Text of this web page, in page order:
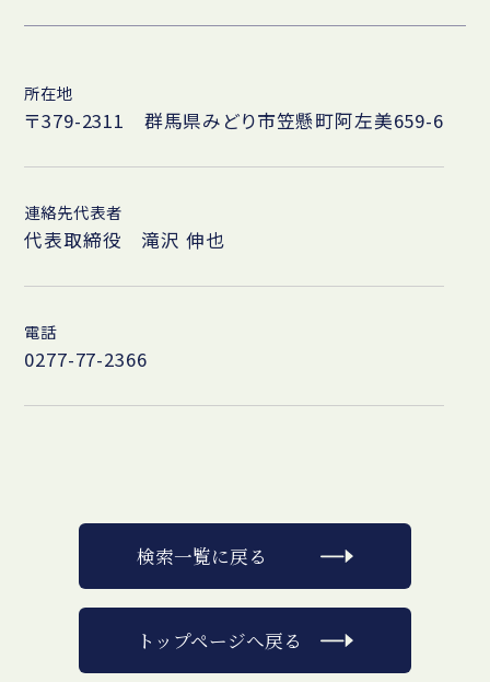
所在地
〒379-2311 群馬県みどり市笠懸町阿左美659-6
連絡先代表者
代表取締役 滝沢 伸也
電話
0277-77-2366
検索一覧に戻る
トップページへ戻る